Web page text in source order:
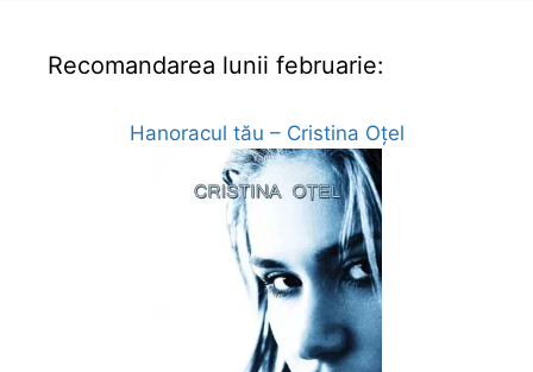
Recomandarea lunii februarie:
Hanoracul tău – Cristina Oțel